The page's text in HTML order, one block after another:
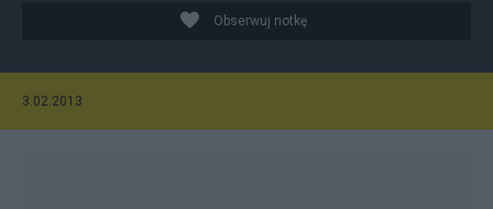
Obserwuj notkę
3.02.2013